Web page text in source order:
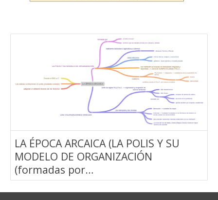
LA ÉPOCA ARCAICA (LA POLIS Y SU
MODELO DE ORGANIZACIÓN
(formadas por…